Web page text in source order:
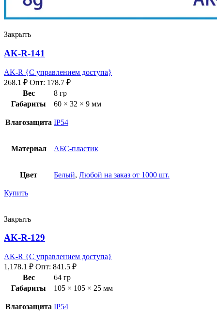
Закрыть
AK-R-141
AK-R {С управлением доступа}
268.1 ₽ Опт: 178.7 ₽
Вес
8 гр
Габариты
60 × 32 × 9 мм
Влагозащита IP54
Материал АБС-пластик
Цвет Белый, Любой на заказ от 1000 шт.
Купить
Закрыть
AK-R-129
AK-R {С управлением доступа}
1,178.1 ₽ Опт: 841.5 ₽
Вес
64 гр
Габариты
105 × 105 × 25 мм
Влагозащита IP54